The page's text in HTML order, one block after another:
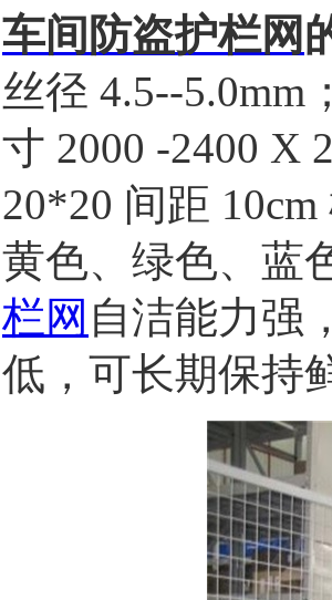
车间防盗护栏网
丝径 4.5--5.0mm
寸 2000 -2400 X
20*20 间距
黄色、绿色、蓝
栏网 自洁能力强
低，可长期保持